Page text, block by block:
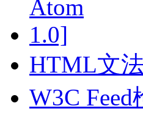
HTML文
W3C Feed